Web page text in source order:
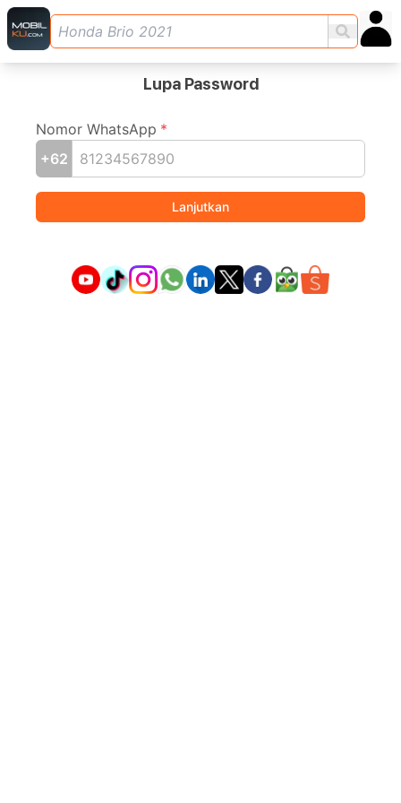
Lupa Password
Nomor WhatsApp *
+62
Lanjutkan